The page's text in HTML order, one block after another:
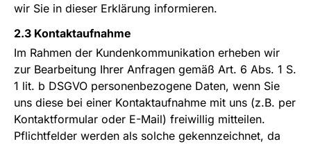
wir Sie in dieser Erklärung informieren.
2.3 Kontaktaufnahme
Im Rahmen der Kundenkommunikation erheben wir
zur Bearbeitung Ihrer Anfragen gemäß Art. 6 Abs. 1 S.
1 lit. b DSGVO personenbezogene Daten, wenn Sie
uns diese bei einer Kontaktaufnahme mit uns (z.B. per
Kontaktformular oder E-Mail) freiwillig mitteilen.
Pflichtfelder werden als solche gekennzeichnet, da